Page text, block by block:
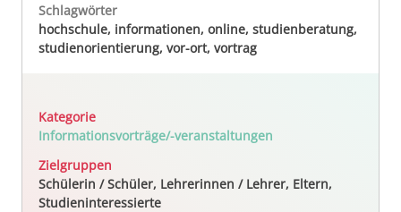
Schlagwörter
hochschule, informationen, online, studienberatung,
studienorientierung, vor-ort, vortrag
Kategorie
Informationsvorträge/-veranstaltungen
Zielgruppen
Schülerin / Schüler, Lehrerinnen / Lehrer, Eltern,
Studieninteressierte